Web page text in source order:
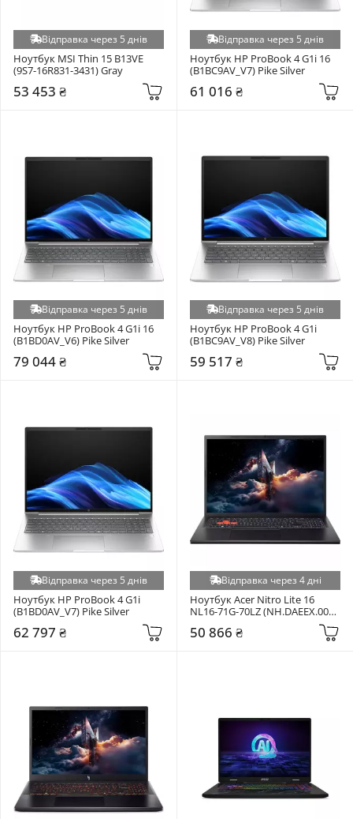
Відправка через 5 днів
Ноутбук MSI Thin 15 B13VE
(9S7-16R831-3431) Gray
53 453 ₴
Відправка через 5 днів
Ноутбук HP ProBook 4 G1i 16
(B1BC9AV_V7) Pike Silver
61 016 ₴
Відправка через 5 днів
Ноутбук HP ProBook 4 G1i 16
(B1BD0AV_V6) Pike Silver
79 044 ₴
Відправка через 5 днів
Ноутбук HP ProBook 4 G1i
(B1BC9AV_V8) Pike Silver
59 517 ₴
Відправка через 5 днів
Ноутбук HP ProBook 4 G1i
(B1BD0AV_V7) Pike Silver
62 797 ₴
Відправка через 4 дні
Ноутбук Acer Nitro Lite 16
NL16-71G-70LZ (NH.DAEEX.001)
50 866 ₴